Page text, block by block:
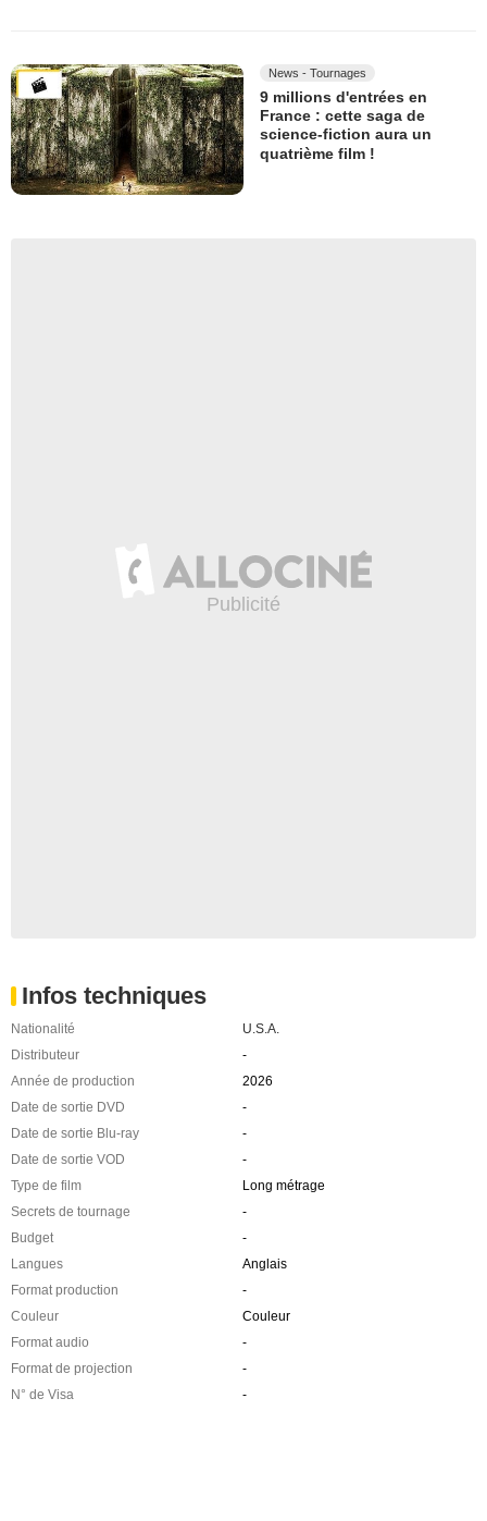
News - Tournages
9 millions d'entrées en
France : cette saga de
science-fiction aura un
quatrième film !
Infos techniques
Nationalité
U.S.A.
Distributeur
-
Année de production
2026
Date de sortie DVD
-
Date de sortie Blu-ray
-
Date de sortie VOD
-
Type de film
Long métrage
Secrets de tournage
-
Budget
-
Langues
Anglais
Format production
-
Couleur
Couleur
Format audio
-
Format de projection
-
N° de Visa
-